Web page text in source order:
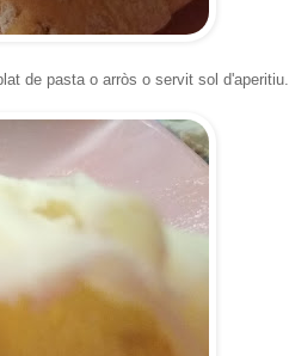
de pasta o arròs o servit sol d'aperitiu.